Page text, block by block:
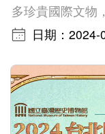
多珍貴國際文物
日期：